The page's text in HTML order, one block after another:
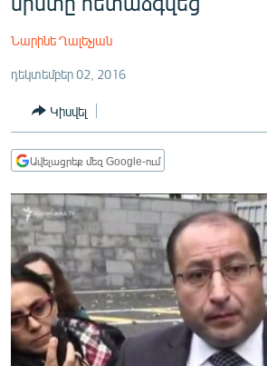
մենյուին
ՏՆՏԵՍՈՒԹՅՈՒՆ
ՂԱՐԱԲԱՂ
ՏԱՐԱԾԱՇՐՋԱՆ
ՄԻՋԱԶԳԱՅԻՆ
ՄՇԱԿՈՒՅԹ
ՍՊՈՐՏ
ՄԵԿՆԱԲԱՆՈՒԹՅՈՒՆ
Նարինե Ղալեչյան
դեկտեմբեր 02, 2016
Կիսվել
Ավելացրեք մեզ Google-ում